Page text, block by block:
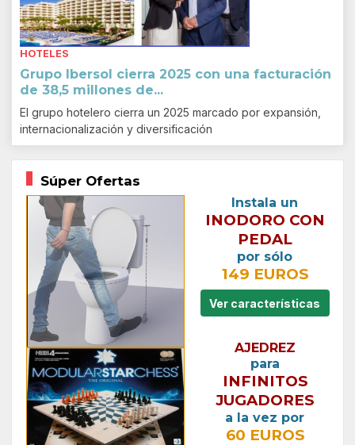
HOTELES
Grupo Ibersol cierra 2025 con una facturación
de 38,5 millones de...
El grupo hotelero cierra un 2025 marcado por expansión,
internacionalización y diversificación
Súper Ofertas
Instala un
INODORO CON
PEDAL
por sólo
149 EUROS
Ver características
AJEDREZ
para
INFINITOS
JUGADORES
a la vez por
60 EUROS